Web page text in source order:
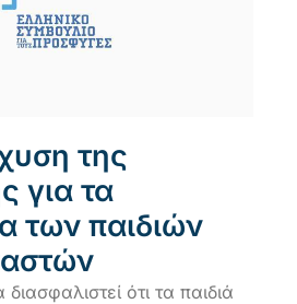
της
για τα
των παιδιών
ότι τα παιδιά